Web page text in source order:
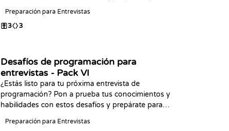
Preparación para Entrevistas
3 3
Desafíos de programación para
entrevistas - Pack VI
¿Estás listo para tu próxima entrevista de
programación? Pon a prueba tus conocimientos y
habilidades con estos desafíos y prepárate para
Preparación para Entrevistas